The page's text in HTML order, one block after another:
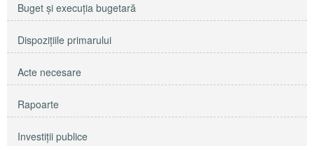
Buget şi execuţia bugetară
Dispoziţiile primarului
Acte necesare
Rapoarte
Investiţii publice